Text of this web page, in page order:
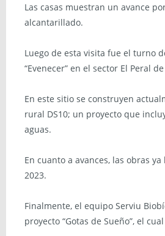
Las casas muestran un avance
alcantarillado.
Luego de esta visita fue el turno
“Evenecer” en el sector El Peral
En este sitio se construyen
rural DS10; un proyecto que
aguas.
En cuanto a avances, las obras
2023.
Finalmente, el equipo Serviu
proyecto “Gotas de Sueño”, el